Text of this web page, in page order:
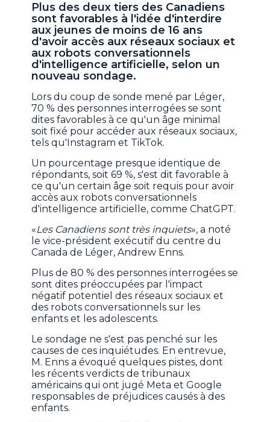
Plus des deux tiers des Canadiens
sont favorables à l'idée d'interdire
aux jeunes de moins de 16 ans
d'avoir accès aux réseaux sociaux et
aux robots conversationnels
d'intelligence artificielle, selon un
nouveau sondage.
Lors du coup de sonde mené par Léger,
70 % des personnes interrogées se sont
dites favorables à ce qu'un âge minimal
soit fixé pour accéder aux réseaux sociaux,
tels qu'Instagram et TikTok.
Un pourcentage presque identique de
répondants, soit 69 %, s'est dit favorable à
ce qu'un certain âge soit requis pour avoir
accès aux robots conversationnels
d'intelligence artificielle, comme ChatGPT.
«Les Canadiens sont très inquiets», a noté
le vice-président exécutif du centre du
Canada de Léger, Andrew Enns.
Plus de 80 % des personnes interrogées se
sont dites préoccupées par l'impact
négatif potentiel des réseaux sociaux et
des robots conversationnels sur les
enfants et les adolescents.
Le sondage ne s'est pas penché sur les
causes de ces inquiétudes. En entrevue,
M. Enns a évoqué quelques pistes, dont
les récents verdicts de tribunaux
américains qui ont jugé Meta et Google
responsables de préjudices causés à des
enfants.